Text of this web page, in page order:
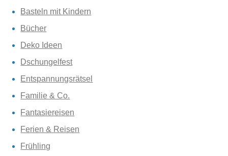
Basteln mit Kindern
Bücher
Deko Ideen
Dschungelfest
Entspannungsrätsel
Familie & Co.
Fantasiereisen
Ferien & Reisen
Frühling